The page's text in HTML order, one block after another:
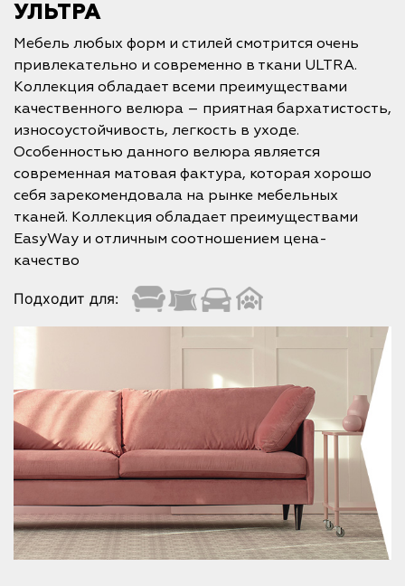
УЛЬТРА
Мебель любых форм и стилей смотрится очень
привлекательно и современно в ткани ULTRA.
Коллекция обладает всеми преимуществами
качественного велюра – приятная бархатистость,
износоустойчивость, легкость в уходе.
Особенностью данного велюра является
современная матовая фактура, которая хорошо
себя зарекомендовала на рынке мебельных
тканей. Коллекция обладает преимуществами
EasyWay и отличным соотношением цена-
качество
Подходит для: